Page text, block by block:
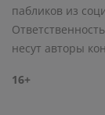
пабликов из
несут авторы
16+